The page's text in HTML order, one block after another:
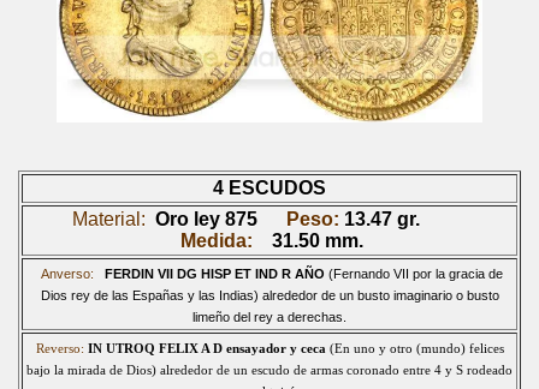
4 ESCUDOS
Material: Oro ley 875Peso: 13.47gr.
Medida:
31.50 mm.
Anverso: FERDIN VII DG HISP ET IND R AÑO (Fernando VII por la gracia de
Dios rey de las Españas y las Indias) alrededor de un busto imaginario o busto
limeño del rey a derechas.
Reverso: IN UTROQ FELIX A D ensayador y ceca (En uno y otro (mundo) felices
bajo la mirada de Dios) alrededor de un escudo de armas coronado entre 4 y S rodeado